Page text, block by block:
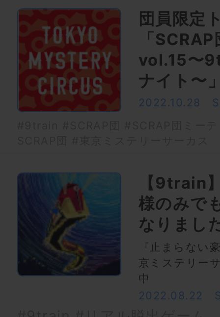
団員限定
「
vol.15〜
ナイト〜
2022.10.28
【9train
様のみで
なりまし
『止まらない
京ミステリー
中
2022.08.22